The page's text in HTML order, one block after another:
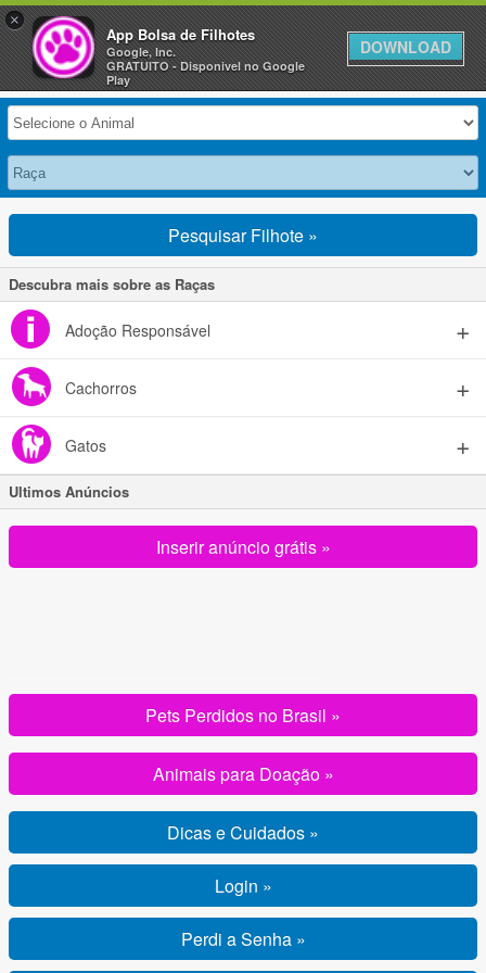
Anuncie Grátis »
Selecione seu Animal
Pesquisar Filhote »
Descubra mais sobre as Raças
Adoção Responsável
Cachorros
Gatos
Ultimos Anúncios
Inserir anúncio grátis »
Pets Perdidos no Brasil »
Animais para Doação »
Dicas e Cuidados »
Login »
Perdi a Senha »
×
App Bolsa de Filhotes
Google, Inc.
GRATUITO - Disponivel no Google
Play
DOWNLOAD